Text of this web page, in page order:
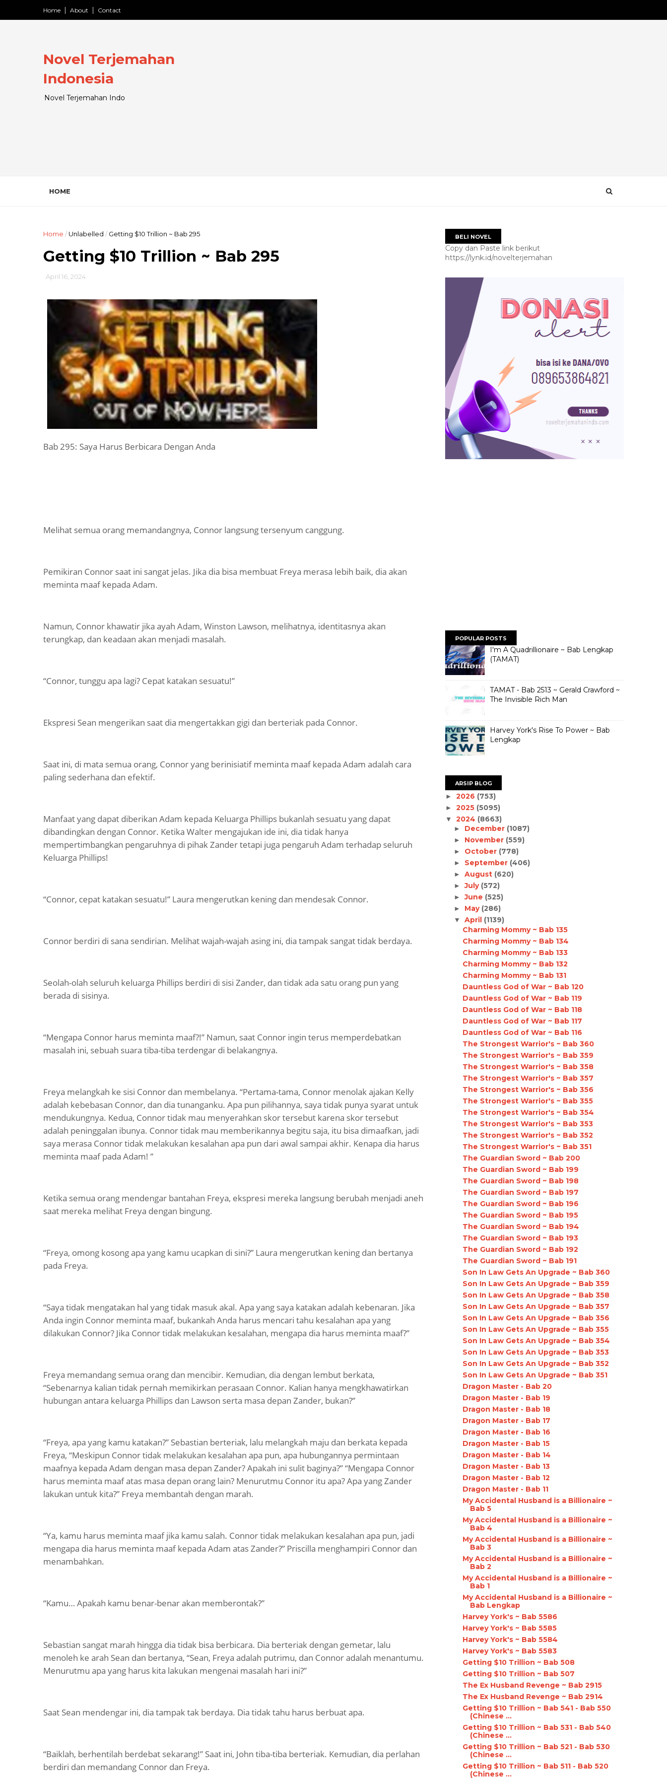
Home About Contact
Novel Terjemahan
Indonesia
Novel Terjemahan Indo
HOME
Home /Unlabelled / Getting $10 Trillion ~ Bab 295
Getting $10 Trillion ~ Bab 295
April 16, 2024
Bab 295: Saya Harus Berbicara Dengan Anda
Melihat semua orang memandangnya, Connor langsung tersenyum canggung.
Pemikiran Connor saat ini sangat jelas. Jika dia bisa membuat Freya merasa lebih baik, dia akan
meminta maaf kepada Adam.
Namun, Connor khawatir jika ayah Adam, Winston Lawson, melihatnya, identitasnya akan
terungkap, dan keadaan akan menjadi masalah.
“Connor, tunggu apa lagi? Cepat katakan sesuatu!”
Ekspresi Sean mengerikan saat dia mengertakkan gigi dan berteriak pada Connor.
Saat ini, di mata semua orang, Connor yang berinisiatif meminta maaf kepada Adam adalah cara
paling sederhana dan efektif.
Manfaat yang dapat diberikan Adam kepada Keluarga Phillips bukanlah sesuatu yang dapat
dibandingkan dengan Connor. Ketika Walter mengajukan ide ini, dia tidak hanya
mempertimbangkan pengaruhnya di pihak Zander tetapi juga pengaruh Adam terhadap seluruh
Keluarga Phillips!
“Connor, cepat katakan sesuatu!” Laura mengerutkan kening dan mendesak Connor.
Connor berdiri di sana sendirian. Melihat wajah-wajah asing ini, dia tampak sangat tidak berdaya.
Seolah-olah seluruh keluarga Phillips berdiri di sisi Zander, dan tidak ada satu orang pun yang
berada di sisinya.
“Mengapa Connor harus meminta maaf?!” Namun, saat Connor ingin terus memperdebatkan
masalah ini, sebuah suara tiba-tiba terdengar di belakangnya.
Freya melangkah ke sisi Connor dan membelanya. “Pertama-tama, Connor menolak ajakan Kelly
adalah kebebasan Connor, dan dia tunanganku. Apa pun pilihannya, saya tidak punya syarat untuk
mendukungnya. Kedua, Connor tidak mau menyerahkan skor tersebut karena skor tersebut
adalah peninggalan ibunya. Connor tidak mau memberikannya begitu saja, itu bisa dimaafkan, jadi
saya merasa Connor tidak melakukan kesalahan apa pun dari awal sampai akhir. Kenapa dia harus
meminta maaf pada Adam! ”
Ketika semua orang mendengar bantahan Freya, ekspresi mereka langsung berubah menjadi aneh
saat mereka melihat Freya dengan bingung.
“Freya, omong kosong apa yang kamu ucapkan di sini?” Laura mengerutkan kening dan bertanya
pada Freya.
“Saya tidak mengatakan hal yang tidak masuk akal. Apa yang saya katakan adalah kebenaran. Jika
Anda ingin Connor meminta maaf, bukankah Anda harus mencari tahu kesalahan apa yang
dilakukan Connor? Jika Connor tidak melakukan kesalahan, mengapa dia harus meminta maaf?”
Freya memandang semua orang dan mencibir. Kemudian, dia dengan lembut berkata,
“Sebenarnya kalian tidak pernah memikirkan perasaan Connor. Kalian hanya mengkhawatirkan
hubungan antara keluarga Phillips dan Lawson serta masa depan Zander, bukan?”
“Freya, apa yang kamu katakan?” Sebastian berteriak, lalu melangkah maju dan berkata kepada
Freya, “Meskipun Connor tidak melakukan kesalahan apa pun, apa hubungannya permintaan
maafnya kepada Adam dengan masa depan Zander? Apakah ini sulit baginya?” “Mengapa Connor
harus meminta maaf atas masa depan orang lain? Menurutmu Connor itu apa? Apa yang Zander
lakukan untuk kita?” Freya membantah dengan marah.
“Ya, kamu harus meminta maaf jika kamu salah. Connor tidak melakukan kesalahan apa pun, jadi
mengapa dia harus meminta maaf kepada Adam atas Zander?” Priscilla menghampiri Connor dan
menambahkan.
“Kamu… Apakah kamu benar-benar akan memberontak?”
Sebastian sangat marah hingga dia tidak bisa berbicara. Dia berteriak dengan gemetar, lalu
menoleh ke arah Sean dan bertanya, “Sean, Freya adalah putrimu, dan Connor adalah menantumu.
Menurutmu apa yang harus kita lakukan mengenai masalah hari ini?”
Saat Sean mendengar ini, dia tampak tak berdaya. Dia tidak tahu harus berbuat apa.
“Baiklah, berhentilah berdebat sekarang!” Saat ini, John tiba-tiba berteriak. Kemudian, dia perlahan
berdiri dan memandang Connor dan Freya.
BELI NOVEL
Copy dan Paste link berikut
https://lynk.id/novelterjemahan
POPULAR POSTS
I'm A Quadrillionaire ~ Bab Lengkap
(TAMAT)
TAMAT - Bab 2513 ~ Gerald Crawford ~
The Invisible Rich Man
Harvey York's Rise To Power ~ Bab
Lengkap
ARSIP BLOG
► 2026 (753)
► 2025 (5095)
▼ 2024 (8663)
► December (1087)
► November (559)
► October (778)
► September (406)
► August (620)
►July (572)
►June (525)
► May (286)
▼ April (1139)
Charming Mommy ~ Bab 135
Charming Mommy ~ Bab 134
Charming Mommy ~ Bab 133
Charming Mommy ~ Bab 132
Charming Mommy ~ Bab 131
Dauntless God of War ~ Bab 120
Dauntless God of War ~ Bab 119
Dauntless God of War ~ Bab 118
Dauntless God of War ~ Bab 117
Dauntless God of War ~ Bab 116
The Strongest Warrior's ~ Bab 360
The Strongest Warrior's ~ Bab 359
The Strongest Warrior's ~ Bab 358
The Strongest Warrior's ~ Bab 357
The Strongest Warrior's ~ Bab 356
The Strongest Warrior's ~ Bab 355
The Strongest Warrior's ~ Bab 354
The Strongest Warrior's ~ Bab 353
The Strongest Warrior's ~ Bab 352
The Strongest Warrior's ~ Bab 351
The Guardian Sword ~ Bab 200
The Guardian Sword ~ Bab 199
The Guardian Sword ~ Bab 198
The Guardian Sword ~ Bab 197
The Guardian Sword ~ Bab 196
The Guardian Sword ~ Bab 195
The Guardian Sword ~ Bab 194
The Guardian Sword ~ Bab 193
The Guardian Sword ~ Bab 192
The Guardian Sword ~ Bab 191
Son In Law Gets An Upgrade ~ Bab 360
Son In Law Gets An Upgrade ~ Bab 359
Son In Law Gets An Upgrade ~ Bab 358
Son In Law Gets An Upgrade ~ Bab 357
Son In Law Gets An Upgrade ~ Bab 356
Son In Law Gets An Upgrade ~ Bab 355
Son In Law Gets An Upgrade ~ Bab 354
Son In Law Gets An Upgrade ~ Bab 353
Son In Law Gets An Upgrade ~ Bab 352
Son In Law Gets An Upgrade ~ Bab 351
Dragon Master - Bab 20
Dragon Master - Bab 19
Dragon Master - Bab 18
Dragon Master - Bab 17
Dragon Master - Bab 16
Dragon Master - Bab 15
Dragon Master - Bab 14
Dragon Master - Bab 13
Dragon Master - Bab 12
Dragon Master - Bab 11
My Accidental Husband is a Billionaire ~
Bab 5
My Accidental Husband is a Billionaire ~
Bab 4
My Accidental Husband is a Billionaire ~
Bab 3
My Accidental Husband is a Billionaire ~
Bab 2
My Accidental Husband is a Billionaire ~
Bab 1
My Accidental Husband is a Billionaire ~
Bab Lengkap
Harvey York's ~ Bab 5586
Harvey York's ~ Bab 5585
Harvey York's ~ Bab 5584
Harvey York's ~ Bab 5583
Getting $10 Trillion ~ Bab 508
Getting $10 Trillion ~ Bab 507
The Ex Husband Revenge ~ Bab 2915
The Ex Husband Revenge ~ Bab 2914
Getting $10 Trillion ~ Bab 541 - Bab 550
(Chinese ...
Getting $10 Trillion ~ Bab 531 - Bab 540
(Chinese ...
Getting $10 Trillion ~ Bab 521 - Bab 530
(Chinese ...
Getting $10 Trillion ~ Bab 511 - Bab 520
(Chinese ...